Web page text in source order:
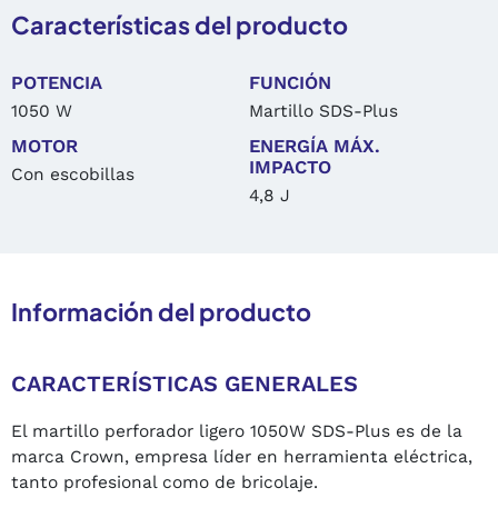
Características del producto
POTENCIA
1050 W
FUNCIÓN
Martillo SDS-Plus
MOTOR
Con escobillas
ENERGÍA MÁX.
IMPACTO
4,8 J
Información del producto
CARACTERÍSTICAS GENERALES
El martillo perforador ligero 1050W SDS-Plus es de la
marca Crown, empresa líder en herramienta eléctrica,
tanto profesional como de bricolaje.